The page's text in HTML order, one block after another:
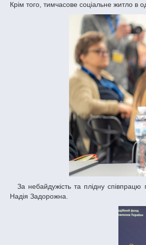
Крім того, тимчасове соціальне житло в
За небайдужість та плідну співпрацю присутнім представникам сектору громадських ініціатив подякувала заступниця голови ДніпроОВА
Надія Задорожна.